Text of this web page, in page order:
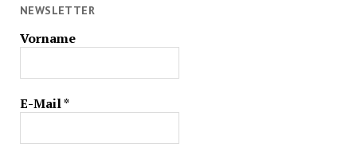
NEWSLETTER
Vorname
E-Mail*